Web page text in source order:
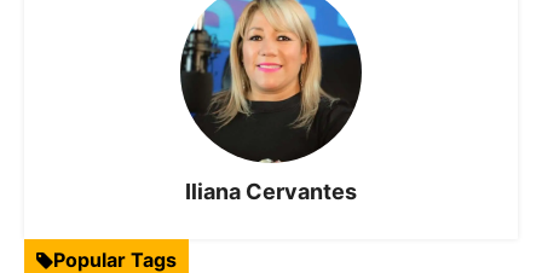
Iliana Cervantes
Popular Tags